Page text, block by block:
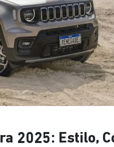
2025: Estilo,